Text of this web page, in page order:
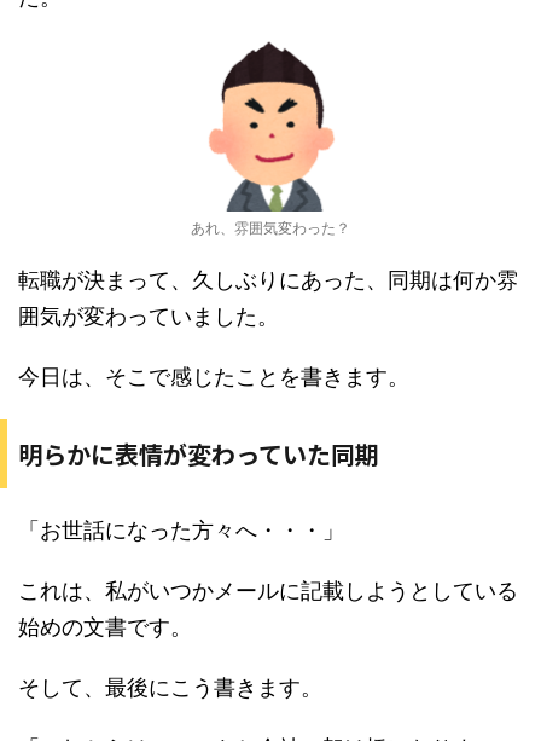
あれ、雰囲気変わった？
転職が決まって、久しぶりにあった、同期は何か雰
囲気が変わっていました。
今日は、そこで感じたことを書きます。
明らかに表情が変わっていた同期
「お世話になった方々へ・・・」
これは、私がいつかメールに記載しようとしている
始めの文書です。
そして、最後にこう書きます。